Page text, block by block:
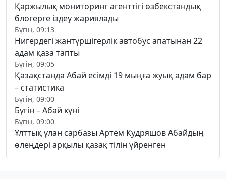
Қаржылық мониторинг агенттігі өзбекстандық
блогерге іздеу жариялады
Бүгін, 09:13
Нигердегі жантүршігерлік автобус апатынан 22
адам қаза тапты
Бүгін, 09:05
Қазақстанда Абай есімді 19 мыңға жуық адам бар
– статистика
Бүгін, 09:00
Бүгін – Абай күні
Бүгін, 09:00
Ұлттық ұлан сарбазы Артём Кудряшов Абайдың
өлеңдері арқылы қазақ тілін үйренген